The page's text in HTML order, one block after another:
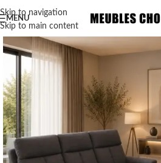
Skip to navigation
Skip to main content
MENU